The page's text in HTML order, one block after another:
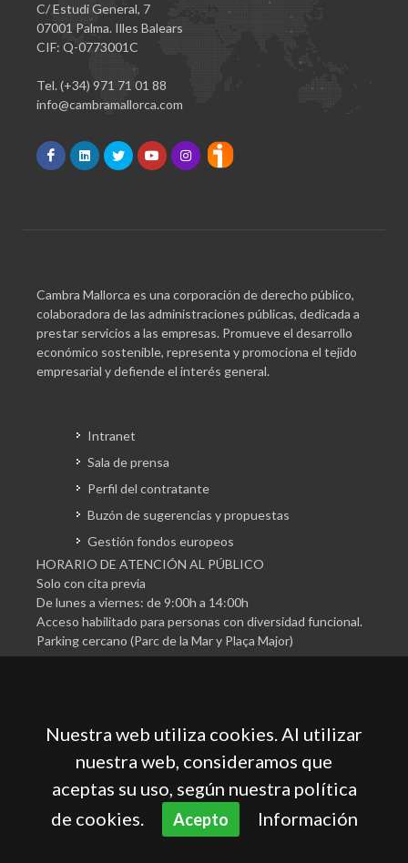
C/ Estudi General, 7
07001 Palma. Illes Balears
CIF: Q-0773001C
Tel. (+34) 971 71 01 88
info@cambramallorca.com
Cambra Mallorca es una corporación de derecho público,
colaboradora de las administraciones públicas, dedicada a
prestar servicios a las empresas. Promueve el desarrollo
económico sostenible, representa y promociona el tejido
empresarial y defiende el interés general.
Intranet
Sala de prensa
Perfil del contratante
Buzón de sugerencias y propuestas
Gestión fondos europeos
HORARIO DE ATENCIÓN AL PÚBLICO
Solo con cita previa
De lunes a viernes: de 9:00h a 14:00h
Acceso habilitado para personas con diversidad funcional.
Parking cercano (Parc de la Mar y Plaça Major)
Cámara Oficial de Comercio, Industria, Servicios y
Navegación de Mallorca
Política de privacidad
Nuestra web utiliza cookies. Al utilizar
nuestra web, consideramos que
aceptas su uso, según nuestra política
de cookies.
Acepto Información